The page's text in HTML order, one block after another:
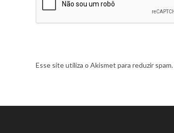
Esse site utiliza o Akismet para reduzir spam.